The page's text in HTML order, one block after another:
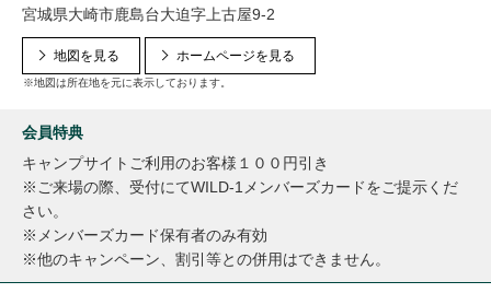
宮城県大崎市鹿島台大迫字上古屋9-2
地図を見る
※地図は所在地を元に表示しております。
ホームページを見る
会員特典
キャンプサイトご利用のお客様１００円引き
※ご来場の際、受付にてWILD-1メンバーズカードをご提示くだ
さい。
※メンバーズカード保有者のみ有効
※他のキャンペーン、割引等との併用はできません。